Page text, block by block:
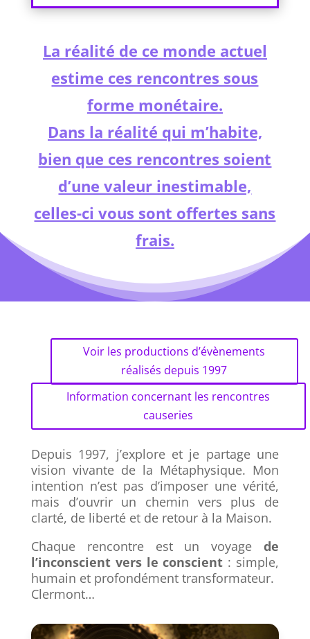
La réalité de ce monde actuel
estime ces rencontres sous
forme monétaire.
Dans la réalité qui m’habite,
bien que ces rencontres soient
d’une valeur inestimable,
celles-ci vous sont offertes sans
frais.
Voir les productions d’évènements
réalisés depuis 1997
Information concernant les rencontres
causeries
Depuis 1997, j’explore et je partage une
vision vivante de la Métaphysique. Mon
intention n’est pas d’imposer une vérité,
mais d’ouvrir un chemin vers plus de
clarté, de liberté et de retour à la Maison.
Chaque rencontre est un voyagede
l’inconscient vers le conscient : simple,
humain et profondément transformateur.
Clermont…